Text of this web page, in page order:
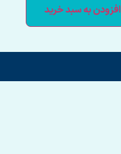
افزودن به سبد خرید